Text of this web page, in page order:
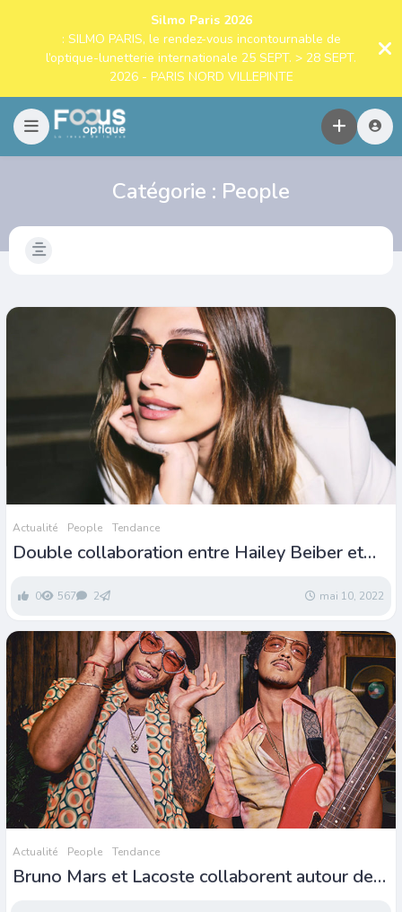
Silmo Paris 2026
: SILMO PARIS, le rendez-vous incontournable de
l’optique-lunetterie internationale 25 SEPT. > 28 SEPT.
2026 - PARIS NORD VILLEPINTE
Catégorie : People
Actualité People Tendance
Double collaboration entre Hailey Beiber et
0 567 2 mai 10, 2022
Actualité People Tendance
Bruno Mars et Lacoste collaborent autour de